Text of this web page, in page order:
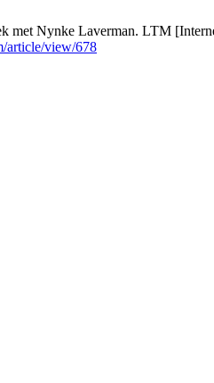
met Nynke Laverman. LTM
article/view/678